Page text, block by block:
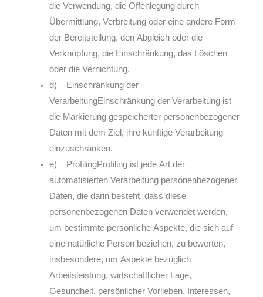
die Verwendung, die Offenlegung durch
Übermittlung, Verbreitung oder eine andere Form
der Bereitstellung, den Abgleich oder die
Verknüpfung, die Einschränkung, das Löschen
oder die Vernichtung.
d) Einschränkung der
VerarbeitungEinschränkung der Verarbeitung ist
die Markierung gespeicherter personenbezogener
Daten mit dem Ziel, ihre künftige Verarbeitung
einzuschränken.
e) ProfilingProfiling ist jede Art der
automatisierten Verarbeitung personenbezogener
Daten, die darin besteht, dass diese
personenbezogenen Daten verwendet werden,
um bestimmte persönliche Aspekte, die sich auf
eine natürliche Person beziehen, zu bewerten,
insbesondere, um Aspekte bezüglich
Arbeitsleistung, wirtschaftlicher Lage,
Gesundheit, persönlicher Vorlieben, Interessen,